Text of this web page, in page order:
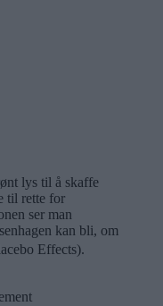
lys til å skaffe
til rette for
ser man
kan bli, om
Effects).